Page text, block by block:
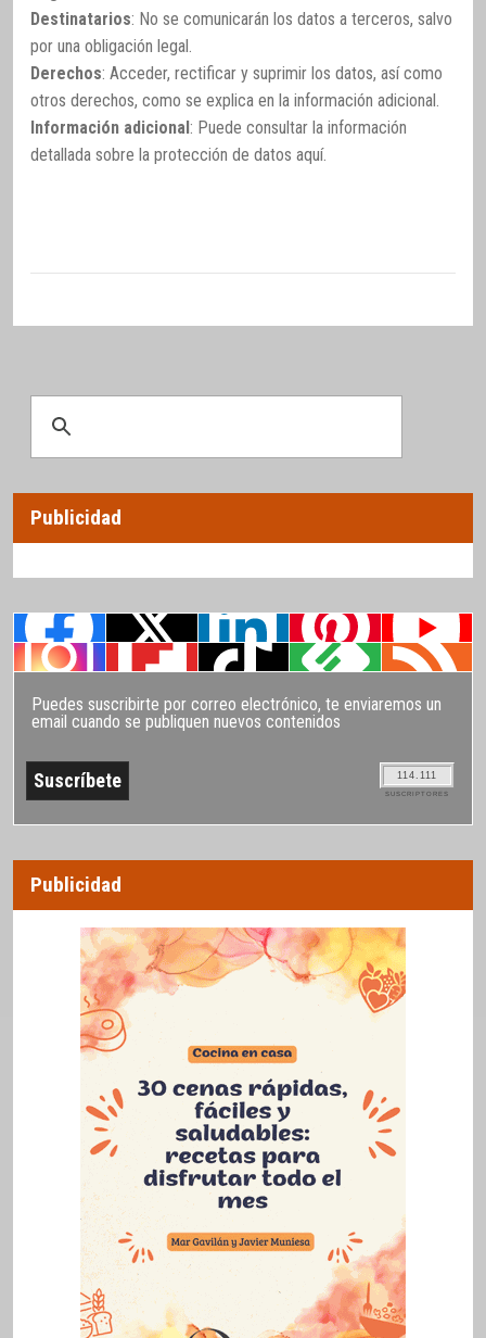
Destinatarios: No se comunicarán los datos a terceros, salvo
por una obligación legal.
Derechos: Acceder, rectificar y suprimir los datos, así como
otros derechos, como se explica en la información adicional.
Información adicional : Puede consultar la información
detallada sobre la protección de datos aquí.
Publicidad
Puedes suscribirte por correo electrónico, te enviaremos un
email cuando se publiquen nuevos contenidos
114.111
SUSCRIPTORES
Publicidad